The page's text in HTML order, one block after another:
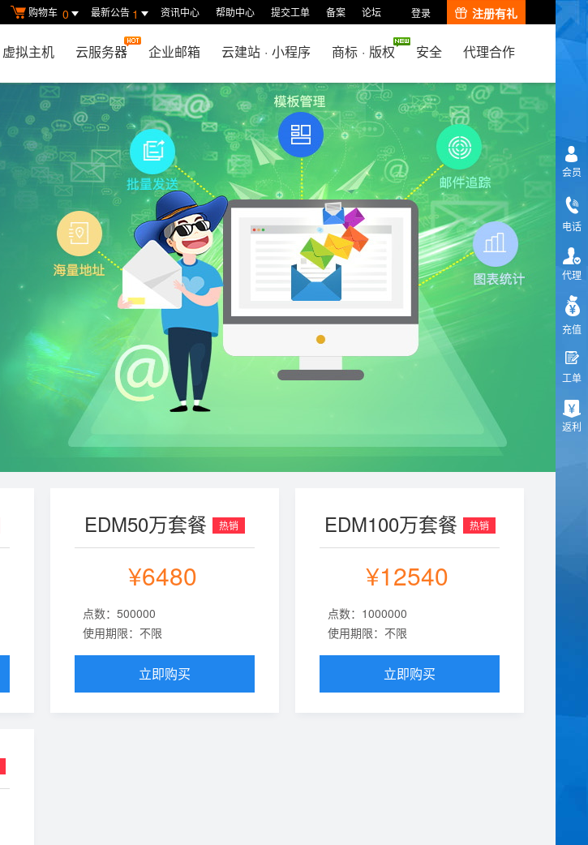
购物车 0 最新公告 1 资讯中心 帮助中心 提交工单 备案 论坛 登录 注册有礼
虚拟主机 云服务器 企业邮箱 云建站 · 小程序 商标 · 版权 安全 代理合作
EDM50万套餐 热销
¥6480
点数：500000
使用期限：不限
立即购买
EDM100万套餐 热销
¥12540
点数：1000000
使用期限：不限
立即购买
会员
电话
代理
充值
工单
返利